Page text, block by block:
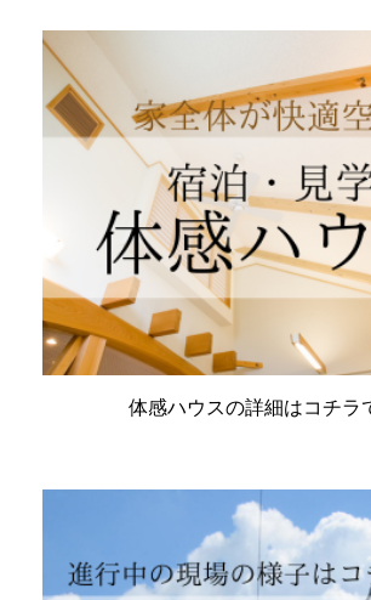
体感ハウスの詳細はコチラ